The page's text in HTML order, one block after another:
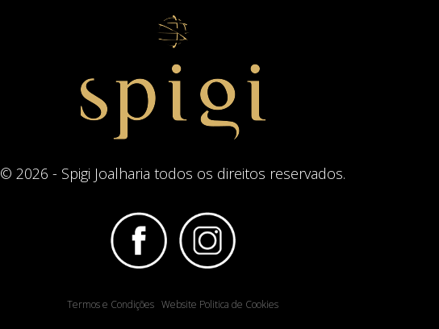
© 2026 - Spigi Joalharia todos os direitos reservados.
Termos e Condições Website Politica de Cookies